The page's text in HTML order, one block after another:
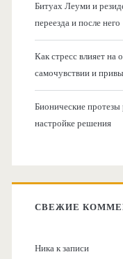
Битуах Леуми и
переезда и после него
Как стресс влияет на
самочувствии и
Бионические протезы
настройке решения
СВЕЖИЕ
Никак записи